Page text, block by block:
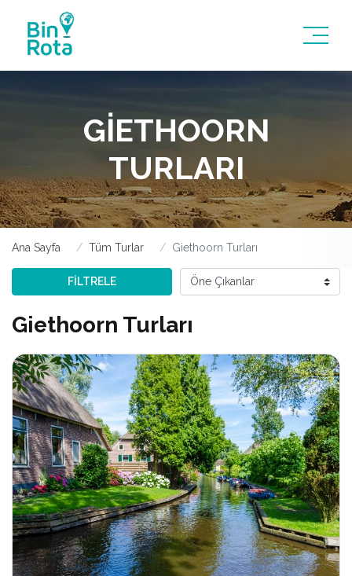
GIETHOORN
TURLARI
Ana Sayfa Tüm Turlar Giethoorn Turları
FİLTRELE
Giethoorn Turları